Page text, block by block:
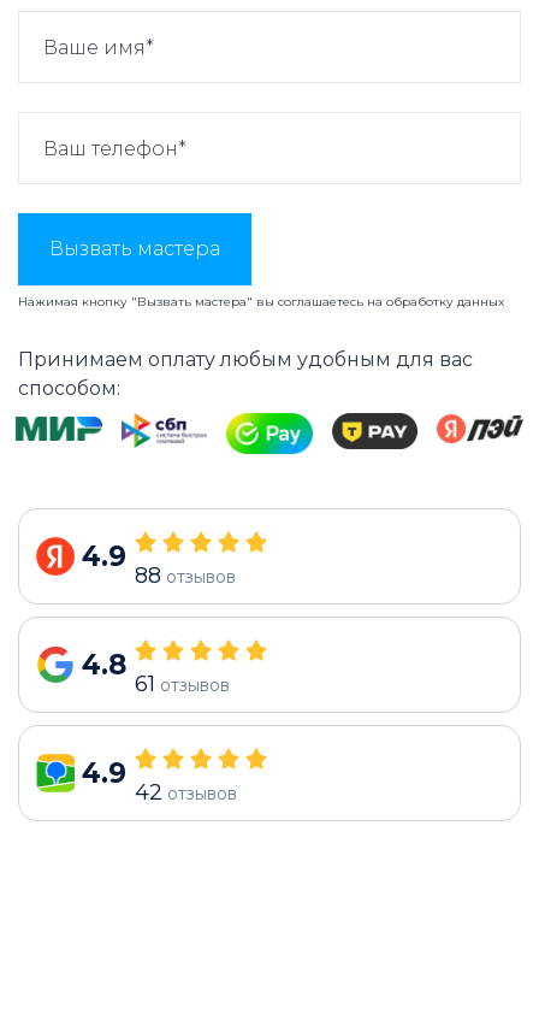
Вызвать мастера
Нажимая кнопку "Вызвать мастера" вы соглашаетесь на обработку данных
Принимаем оплату любым удобным для вас
способом:
4.9
88 отзывов
4.8
61 отзывов
4.9
42 отзывов